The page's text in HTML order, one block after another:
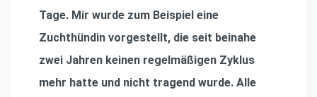
Tage. Mir wurde zum Beispiel eine
Zuchthündin vorgestellt, die seit beinahe
zwei Jahren keinen regelmäßigen Zyklus
mehr hatte und nicht tragend wurde. Alle